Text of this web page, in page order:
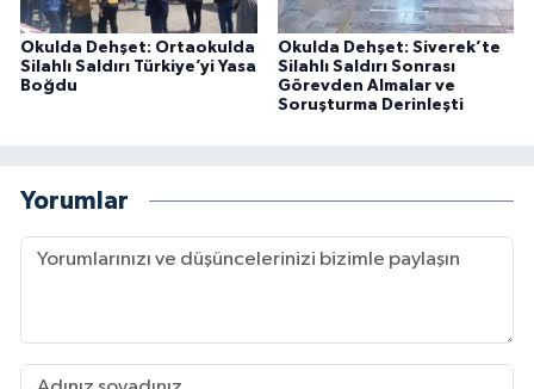
Okulda Dehşet: Ortaokulda
Silahlı Saldırı Türkiye’yi Yasa
Boğdu
Okulda Dehşet: Siverek’te
Silahlı Saldırı Sonrası
Görevden Almalar ve
Soruşturma Derinleşti
Yorumlar